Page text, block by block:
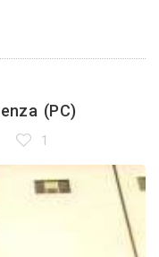
(PC)
1